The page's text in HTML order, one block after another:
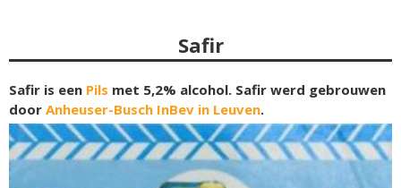
Safir
Safir is een Pils met 5,2% alcohol. Safir werd gebrouwen
door Anheuser-Busch InBev in Leuven.